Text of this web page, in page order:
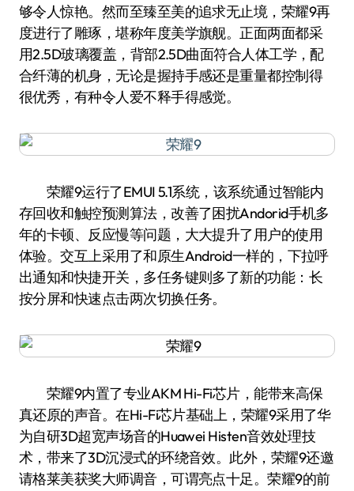
够令人惊艳。然而至臻至美的追求无止境，荣耀9再
度进行了雕琢，堪称年度美学旗舰。正面两面都采
用2.5D玻璃覆盖，背部2.5D曲面符合人体工学，配
合纤薄的机身，无论是握持手感还是重量都控制得
很优秀，有种令人爱不释手得感觉。
荣耀9运行了EMUI 5.1系统，该系统通过智能内
存回收和触控预测算法，改善了困扰Andorid手机多
年的卡顿、反应慢等问题，大大提升了用户的使用
体验。交互上采用了和原生Android一样的，下拉呼
出通知和快捷开关，多任务键则多了新的功能：长
按分屏和快速点击两次切换任务。
荣耀9内置了专业AKM Hi-Fi芯片，能带来高保
真还原的声音。在Hi-Fi芯片基础上，荣耀9采用了华
为自研3D超宽声场音的Huawei Histen音效处理技
术，带来了3D沉浸式的环绕音效。此外，荣耀9还邀
请格莱美获奖大师调音，可谓亮点十足。荣耀9的前